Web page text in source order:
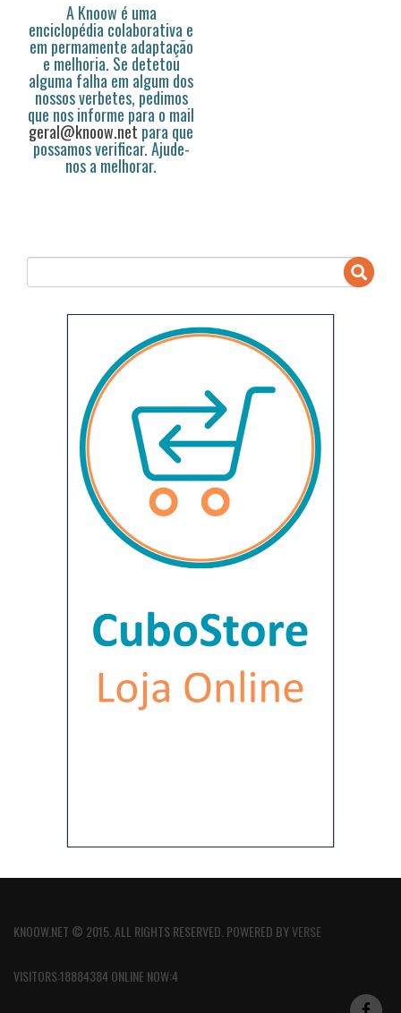
A Knoow é uma
enciclopédia colaborativa e
em permamente adaptação
e melhoria. Se detetou
alguma falha em algum dos
nossos verbetes, pedimos
que nos informe para o mail
geral@knoow.net para que
possamos verificar. Ajude-
nos a melhorar.
KNOOW.NET © 2015. ALL RIGHTS RESERVED. POWERED BYVERSE
VISITORS:18884384 ONLINE NOW:4